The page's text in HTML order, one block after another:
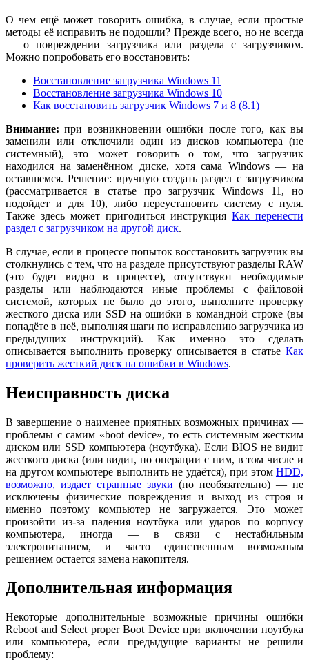
О чем ещё может говорить ошибка, в случае, если простые
методы её исправить не подошли? Прежде всего, но не всегда
— о повреждении загрузчика или раздела с загрузчиком.
Можно попробовать его восстановить:
Восстановление загрузчика Windows 11
Восстановление загрузчика Windows 10
Как восстановить загрузчик Windows 7 и 8 (8.1)
Внимание: при возникновении ошибки после того, как вы
заменили или отключили один из дисков компьютера (не
системный), это может говорить о том, что загрузчик
находился на заменённом диске, хотя сама Windows — на
оставшемся. Решение: вручную создать раздел с загрузчиком
(рассматривается в статье про загрузчик Windows 11, но
подойдет и для 10), либо переустановить систему с нуля.
Также здесь может пригодиться инструкция Как перенести
раздел с загрузчиком на другой диск.
В случае, если в процессе попыток восстановить загрузчик вы
столкнулись с тем, что на разделе присутствуют разделы RAW
(это будет видно в процессе), отсутствуют необходимые
разделы или наблюдаются иные проблемы с файловой
системой, которых не было до этого, выполните проверку
жесткого диска или SSD на ошибки в командной строке (вы
попадёте в неё, выполняя шаги по исправлению загрузчика из
предыдущих инструкций). Как именно это сделать
описывается выполнить проверку описывается в статье Как
проверить жесткий диск на ошибки в Windows.
Неисправность диска
В завершение о наименее приятных возможных причинах —
проблемы с самим «boot device», то есть системным жестким
диском или SSD компьютера (ноутбука). Если BIOS не видит
жесткого диска (или видит, но операции с ним, в том числе и
на другом компьютере выполнить не удаётся), при этом HDD,
возможно, издает странные звуки (но необязательно) — не
исключены физические повреждения и выход из строя и
именно поэтому компьютер не загружается. Это может
произойти из-за падения ноутбука или ударов по корпусу
компьютера, иногда — в связи с нестабильным
электропитанием, и часто единственным возможным
решением остается замена накопителя.
Дополнительная информация
Некоторые дополнительные возможные причины ошибки
Reboot and Select proper Boot Device при включении ноутбука
или компьютера, если предыдущие варианты не решили
проблему: